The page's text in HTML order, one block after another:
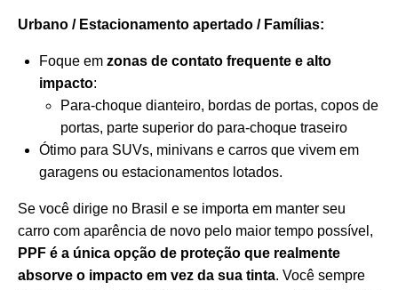
Urbano / Estacionamento apertado / Famílias:
Foque em zonas de contato frequente e alto
impacto:
Para-choque dianteiro, bordas de portas, copos de
portas, parte superior do para-choque traseiro
Ótimo para SUVs, minivans e carros que vivem em
garagens ou estacionamentos lotados.
Se você dirige no Brasil e se importa em manter seu
carro com aparência de novo pelo maior tempo possível,
PPF é a única opção de proteção que realmente
absorve o impacto em vez da sua tinta. Você sempre